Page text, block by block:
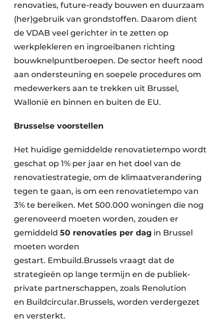
renovaties, future-ready bouwen en duurzaam
(her)gebruik van grondstoffen. Daarom dient
de VDAB veel gerichter in te zetten op
werkplekleren en ingroeibanen richting
bouwknelpuntberoepen. De sector heeft nood
aan ondersteuning en soepele procedures om
medewerkers aan te trekken uit Brussel,
Wallonië en binnen en buiten de EU.
Brusselse voorstellen
Het huidige gemiddelde renovatietempo wordt
geschat op 1% per jaar en het doel van de
renovatiestrategie, om de klimaatverandering
tegen te gaan, is om een renovatietempo van
3% te bereiken. Met 500.000 woningen die nog
gerenoveerd moeten worden, zouden er
gemiddeld 50 renovaties per dag in Brussel
moeten worden
gestart. Embuild.Brussels vraagt dat de
strategieën op lange termijn en de publiek-
private partnerschappen, zoals Renolution
en Buildcircular.Brussels, worden verdergezet
en versterkt.